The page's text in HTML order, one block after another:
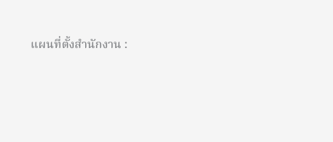
แผนที่ตั้งสำนักงาน :